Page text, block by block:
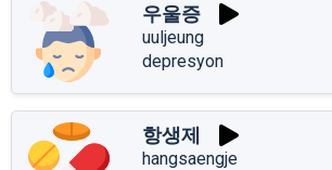
우울증
uuljeung
depresyon
항생제
hangsaengje